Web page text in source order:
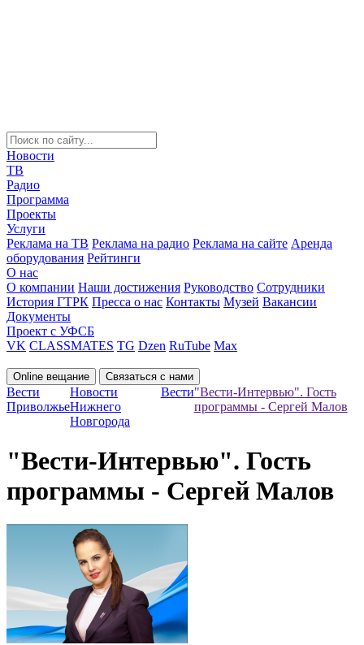
Новости
ТВ
Радио
Программа
Проекты
Услуги
Реклама на ТВ Реклама на радио Реклама на сайте Аренда
оборудования Рейтинги
О нас
О компании Наши достижения Руководство Сотрудники
История ГТРК Пресса о нас Контакты Музей Вакансии
Документы
Проект с УФСБ
VK CLASSMATES TG Dzen RuTube Max
Online вещание Связаться с нами
Вести
Приволжье
Новости
Нижнего
Новгорода
Вести"Вести-Интервью". Гость
программы - Сергей Малов
"Вести-Интервью". Гость
программы - Сергей Малов